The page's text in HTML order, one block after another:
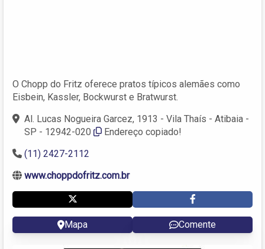
O Chopp do Fritz oferece pratos típicos alemães como
Eisbein, Kassler, Bockwurst e Bratwurst.
Al. Lucas Nogueira Garcez, 1913 - Vila Thaís - Atibaia -
SP - 12942-020
Endereço copiado!
(11) 2427-2112
www.choppdofritz.com.br
Mapa Comente